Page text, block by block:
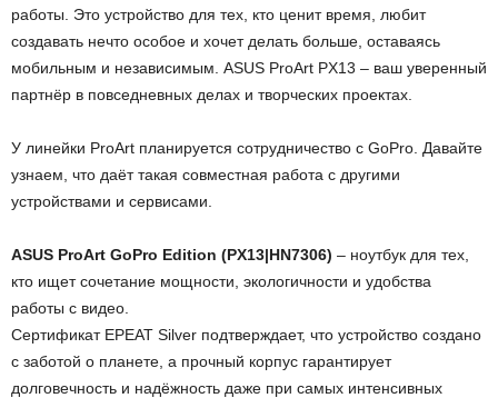
работы. Это устройство для тех, кто ценит время, любит
создавать нечто особое и хочет делать больше, оставаясь
мобильным и независимым. ASUS ProArt PX13 – ваш уверенный
партнёр в повседневных делах и творческих проектах.
У линейки ProArt планируется сотрудничество с GoPro. Давайте
узнаем, что даёт такая совместная работа с другими
устройствами и сервисами.
ASUS ProArt GoPro Edition (PX13|HN7306) – ноутбук для тех,
кто ищет сочетание мощности, экологичности и удобства
работы с видео.
Сертификат EPEAT Silver подтверждает, что устройство создано
с заботой о планете, а прочный корпус гарантирует
долговечность и надёжность даже при самых интенсивных